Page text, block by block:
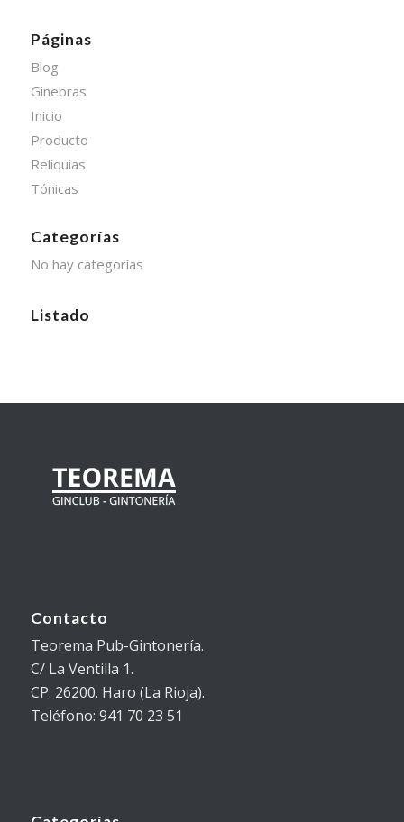
Páginas
Blog
Ginebras
Inicio
Producto
Reliquias
Tónicas
Categorías
No hay categorías
Listado
Contacto
Teorema Pub-Gintonería.
C/ La Ventilla 1.
CP: 26200. Haro (La Rioja).
Teléfono: 941 70 23 51